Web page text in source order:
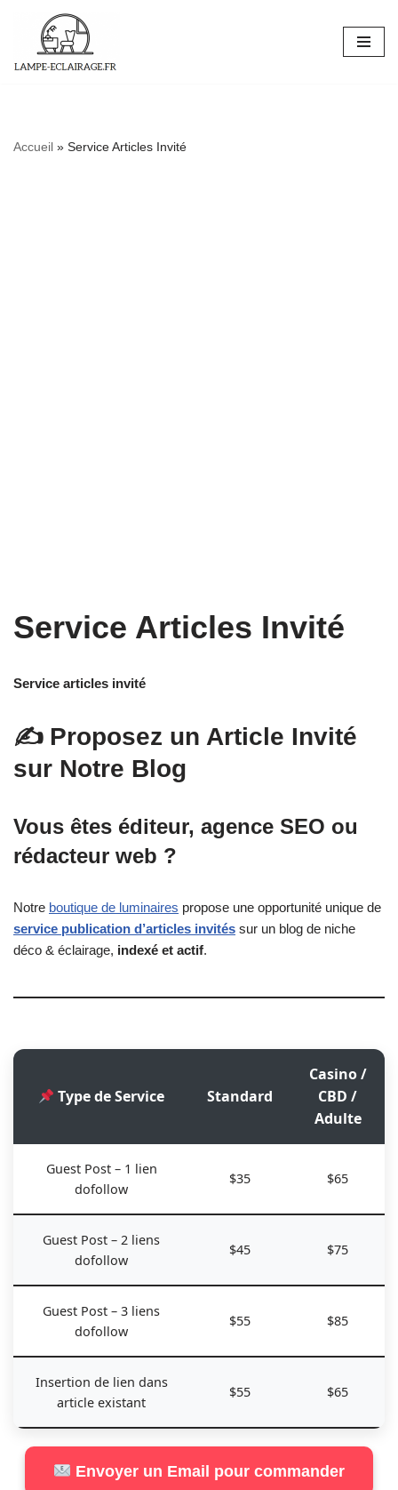
au
Accueil » Service Articles Invité
Service Articles Invité
Service articles invité
✍️ Proposez un Article Invité
sur Notre Blog
Vous êtes éditeur, agence SEO ou
rédacteur web ?
Notre boutique de luminaires propose une opportunité unique de
service publication d’articles invités sur un blog de niche
déco & éclairage, indexé et actif.
Type de Service Standard
Casino /
CBD /
Adulte
Guest Post – 1 lien
dofollow
$35 $65
Guest Post – 2 liens
dofollow
$45 $75
Guest Post – 3 liens
dofollow
$55 $85
Insertion de lien dans
article existant
$55 $65
Envoyer un Email pour commander